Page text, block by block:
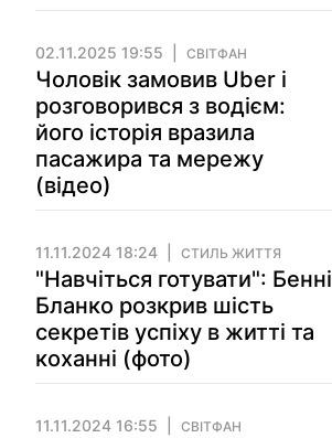
02.11.2025 19:55 СВІТФАН
Чоловік замовив Uber і
розговорився з водієм:
його історія вразила
пасажира та мережу
(відео)
11.11.2024 18:24 СТИЛЬ ЖИТТЯ
"Навчіться готувати": Бенні
Бланко розкрив шість
секретів успіху в житті та
коханні (фото)
11.11.2024 16:55 СВІТФАН